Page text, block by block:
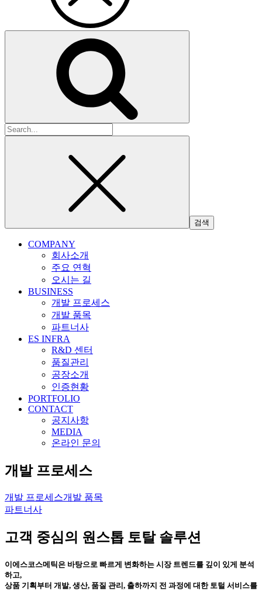
검
색:
COMPANY
회사소개
주요 연혁
오시는 길
BUSINESS
개발 프로세스
개발 품목
파트너사
ES INFRA
R&D 센터
품질관리
공장소개
인증현황
PORTFOLIO
CONTACT
공지사항
MEDIA
온라인 문의
개발 프로세스
개발 프로세스개발 품목
파트너사
고객 중심의 원스톱 토탈 솔루션
이에스코스메틱은 바탕으로 빠르게 변화하는 시장 트렌드를 깊이 있게 분석
하고,
상품 기획부터 개발, 생산, 품질 관리, 출하까지 전 과정에 대한 토털 서비스를